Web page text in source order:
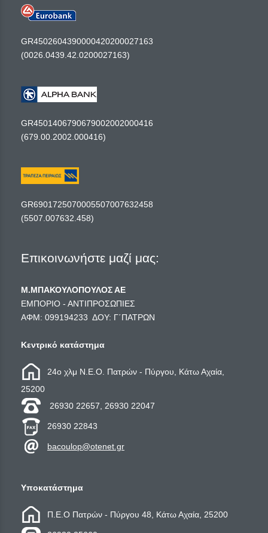
GR4502604390000420200027163
(0026.0439.42.0200027163)
GR4501406790679002002000416
(679.00.2002.000416)
GR6901725070005507007632458
(5507.007632.458)
Επικοινωνήστε μαζί μας:
Μ.ΜΠΑΚΟΥΛΟΠΟΥΛΟΣ ΑΕ
ΕΜΠΟΡΙΟ - ΑΝΤΙΠΡΟΣΩΠΙΕΣ
ΑΦΜ: 099194233 ΔΟΥ: Γ΄ΠΑΤΡΩΝ
Κεντρικό κατάστημα
24ο χλμ Ν.Ε.Ο. Πατρών - Πύργου, Κάτω Αχαία,
25200
26930 22657, 26930 22047
26930 22843
bacoulop@otenet.gr
Υποκατάστημα
Π.Ε.Ο Πατρών - Πύργου 48, Κάτω Αχαία, 25200